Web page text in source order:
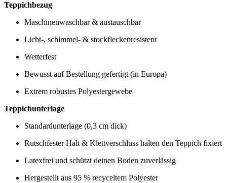
Teppichbezug
Maschinenwaschbar & austauschbar
Licht-, schimmel- & stockfleckenresistent
Wetterfest
Bewusst auf Bestellung gefertigt (in Europa)
Extrem robustes Polyestergewebe
Teppichunterlage
Standardunterlage (0,3 cm dick)
Rutschfester Halt & Klettverschluss halten den Teppich fixiert
Latexfrei und schützt deinen Boden zuverlässig
Hergestellt aus 95 % recyceltem Polyester